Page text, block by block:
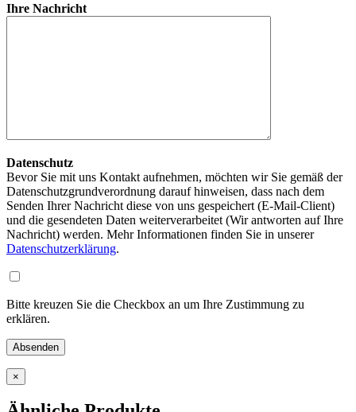
Ihre Nachricht
Datenschutz
Bevor Sie mit uns Kontakt aufnehmen, möchten wir Sie gemäß der
Datenschutzgrundverordnung darauf hinweisen, dass nach dem
Senden Ihrer Nachricht diese von uns gespeichert (E-Mail-Client)
und die gesendeten Daten weiterverarbeitet (Wir antworten auf Ihre
Nachricht) werden. Mehr Informationen finden Sie in unserer
Datenschutzerklärung.
Bitte kreuzen Sie die Checkbox an um Ihre Zustimmung zu
erklären.
×